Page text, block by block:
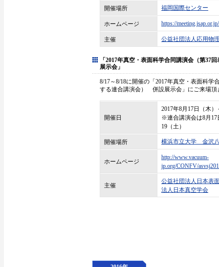
開催場所 福岡国際センター
ホームページ https://meeting.jsap.or.jp/
主催 公益社団法人応用物
「2017年真空・表面科学合同講演会（第
展示会」
8/17～8/18に開催の「2017年真空・表面科
する連合講演会） 併設展示会」にご来場頂
開催日
2017年8月17日（木
※連合講演会は8月17
19（土）
開催場所 横浜市立大学 金沢
ホームページ
http://www.vacuum-
jp.org/CONFV/
主催
公益社団法人日本表
法人日本真空学会